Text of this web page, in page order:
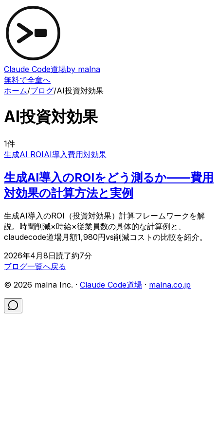
Claude Code道場by malna
無料で全章へ
ホーム/ブログ/AI投資対効果
AI投資対効果
1件
生成AI ROIAI導入費用対効果
生成AI導入のROIをどう測るか——費用
対効果の計算方法と実例
生成AI導入のROI（投資対効果）計算フレームワークを解
説。時間削減×時給×従業員数の具体的な計算例と、
claudecode道場月額1,980円vs削減コストの比較を紹介。
2026年4月8日読了約7分
ブログ一覧へ戻る
© 2026 malna Inc. · Claude Code道場 · malna.co.jp